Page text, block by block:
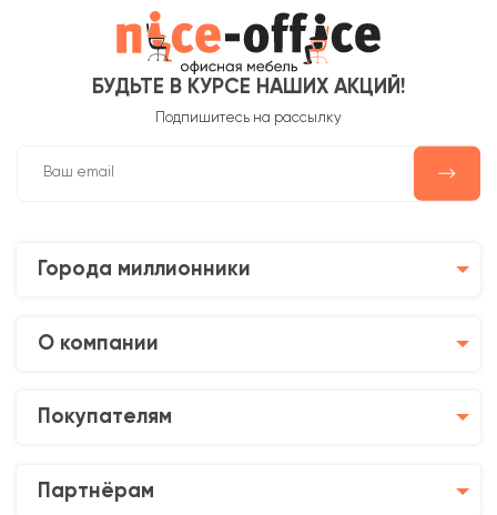
БУДЬТЕ В КУРСЕ НАШИХ АКЦИЙ!
Подпишитесь на рассылку
Города миллионники
О компании
Покупателям
Партнёрам